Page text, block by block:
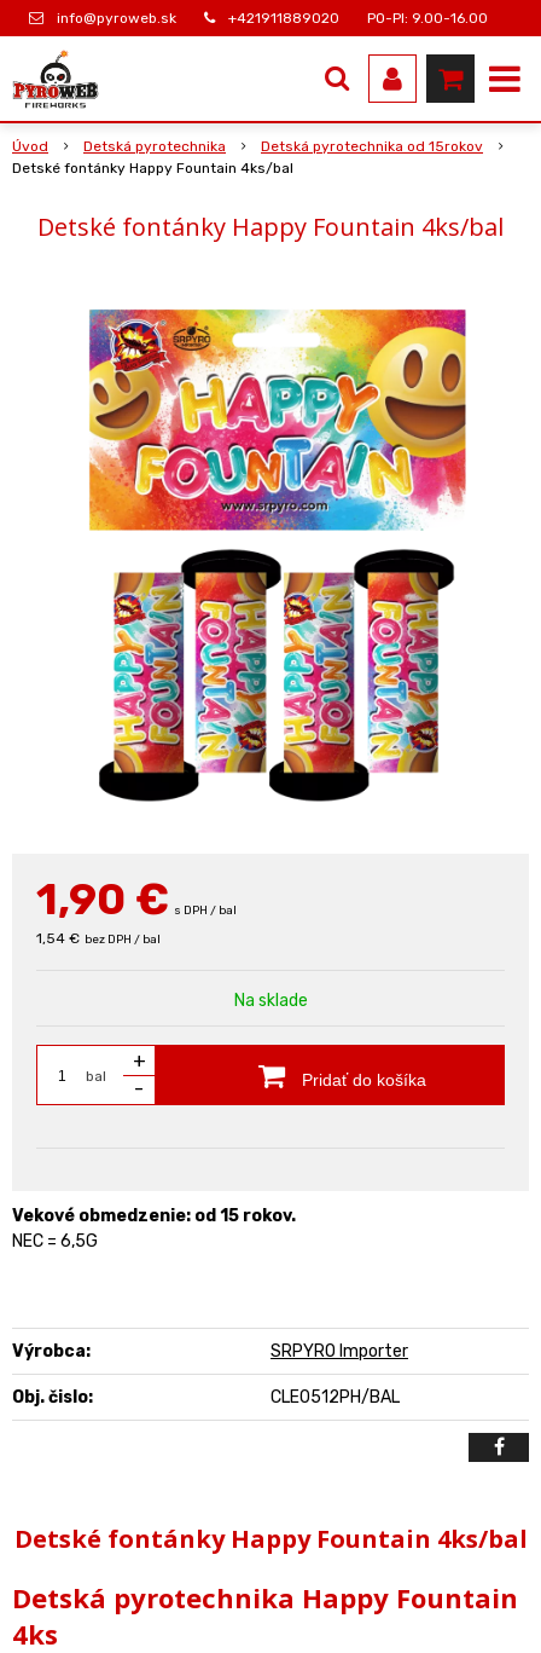
info@pyroweb.sk +421911889020 PO-PI: 9.00-16.00
Úvod Detská pyrotechnika
Detská pyrotechnika od 15rokov
Detské fontánky Happy Fountain 4ks/bal
Detské fontánky Happy Fountain 4ks/bal
1,90 € s DPH / bal
1,54 € bez DPH / bal
Na sklade
bal
+
-
Pridať do košíka
Vekové obmedzenie: od 15 rokov.
NEC = 6,5G
Výrobca: SRPYRO Importer
Obj. čislo: CLE0512PH/BAL
Detské fontánky Happy Fountain 4ks/bal
Detská pyrotechnika Happy Fountain
4ks